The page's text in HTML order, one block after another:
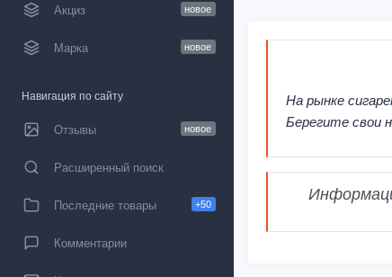
Акциз новое
Марка новое
Навигация по сайту
Отзывы новое
Расширенный поиск
Последние товары +50
Комментарии
На рынке
Берегите свои